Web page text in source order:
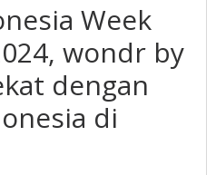
Week
wondr by
dengan
di